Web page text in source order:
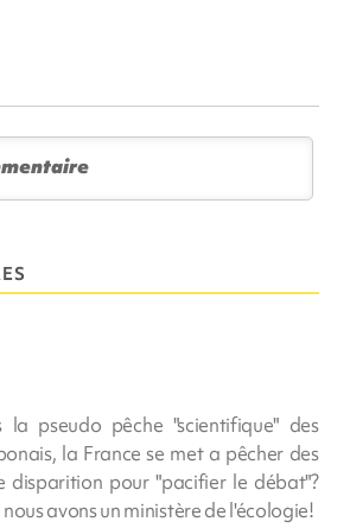
pseudo pêche "scientifique" des
la France se met a pêcher des
disparition pour "pacifier le débat"?
avons un ministère de l'écologie!